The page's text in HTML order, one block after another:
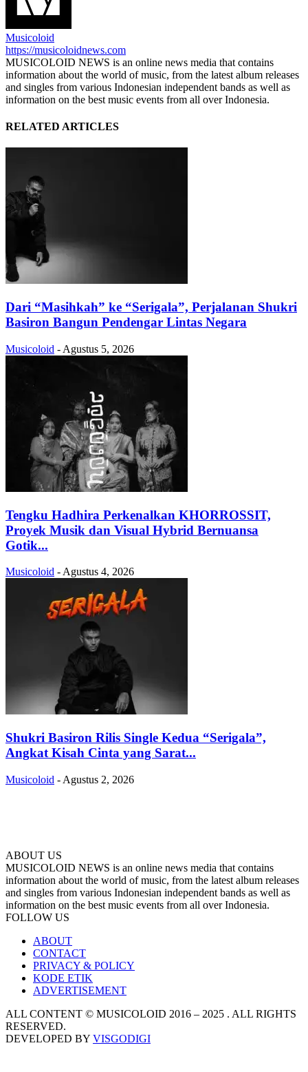
Musicoloid
https://musicoloidnews.com
MUSICOLOID NEWS is an online news media that contains
information about the world of music, from the latest album releases
and singles from various Indonesian independent bands as well as
information on the best music events from all over Indonesia.
RELATED ARTICLES
Dari “Masihkah” ke “Serigala”, Perjalanan Shukri
Basiron Bangun Pendengar Lintas Negara
Musicoloid - Agustus 5, 2026
Tengku Hadhira Perkenalkan KHORROSSIT,
Proyek Musik dan Visual Hybrid Bernuansa
Gotik...
Musicoloid - Agustus 4, 2026
Shukri Basiron Rilis Single Kedua “Serigala”,
Angkat Kisah Cinta yang Sarat...
Musicoloid - Agustus 2, 2026
ABOUT US
MUSICOLOID NEWS is an online news media that contains
information about the world of music, from the latest album releases
and singles from various Indonesian independent bands as well as
information on the best music events from all over Indonesia.
FOLLOW US
ABOUT
CONTACT
PRIVACY & POLICY
KODE ETIK
ADVERTISEMENT
ALL CONTENT © MUSICOLOID 2016 – 2025 . ALL RIGHTS
RESERVED.
DEVELOPED BY VISGODIGI